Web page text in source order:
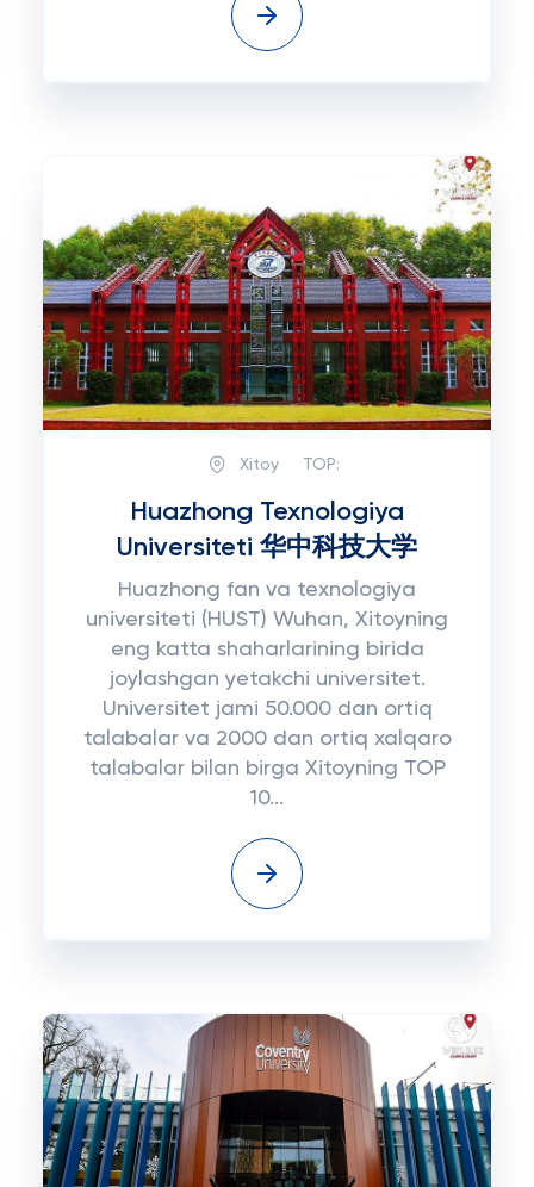
Xitoy TOP:
Huazhong Texnologiya
Universiteti 华中科技大学
Huazhong fan va texnologiya
universiteti (HUST) Wuhan, Xitoyning
eng katta shaharlarining birida
joylashgan yetakchi universitet.
Universitet jami 50.000 dan ortiq
talabalar va 2000 dan ortiq xalqaro
talabalar bilan birga Xitoyning TOP
10...